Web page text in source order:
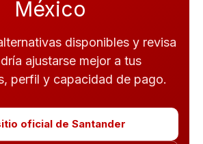
México
disponibles y revisa
ajustarse mejor a tus
perfil y capacidad de pago.
oficial de Santander